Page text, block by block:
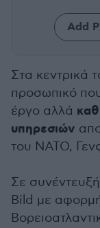
Add
Στα κεντρικά
προσωπικό
έργο αλλά
υπηρεσιών
του ΝΑΤΟ,
Σε
Bild με